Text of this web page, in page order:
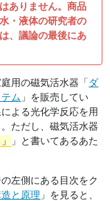
ありません。商品
・液体の研究者の
、議論の最後にあ
庭用の磁気活水器「 ダ
ム 」を販売してい
よる光化学反応を用
ただし、磁気活水器
」と書いてあるあた
左側にある目次をク
と原理 」を見ると、